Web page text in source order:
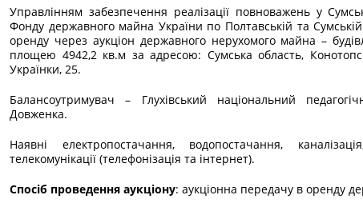
Управлінням забезпечення реалізації повноважень у
Фонду державного майна України по Полтавській та
оренду через аукціон державного нерухомого майна –
площею 4942,2 кв.м за адресою: Сумська область,
Українки, 25.
Балансоутримувач – Глухівський національний
Довженка.
Наявні електропостачання, водопостачання,
телекомунікації (телефонізація та інтернет).
Спосіб проведення аукціону: аукціонна передачу в оренду